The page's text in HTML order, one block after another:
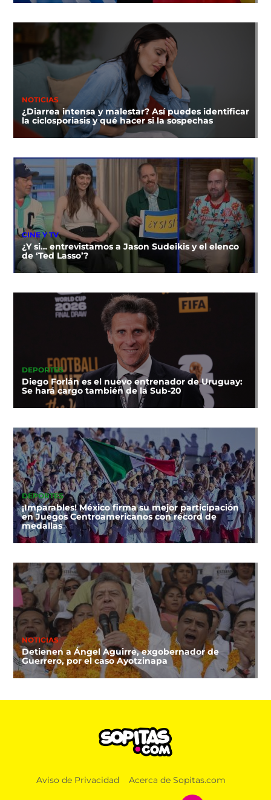
NOTICIAS
¿Diarrea intensa y malestar? Así puedes identificar
la ciclosporiasis y qué hacer si la sospechas
CINE Y TV
¿Y si… entrevistamos a Jason Sudeikis y el elenco
de ‘Ted Lasso’?
DEPORTES
Diego Forlán es el nuevo entrenador de Uruguay:
Se hará cargo también de la Sub-20
DEPORTES
¡Imparables! México firma su mejor participación
en Juegos Centroamericanos con récord de
medallas
NOTICIAS
Detienen a Ángel Aguirre, exgobernador de
Guerrero, por el caso Ayotzinapa
Aviso de Privacidad Acerca de Sopitas.com